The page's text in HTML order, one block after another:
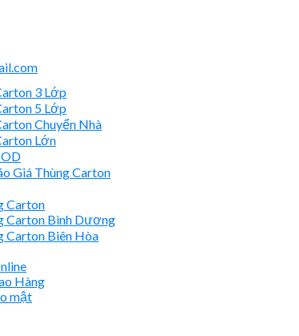
3 Lớp
5 Lớp
Chuyển Nhà
Lớn
Giá Thùng Carton
Carton
Carton Bình Dương
Carton Biên Hòa
Hàng
mật